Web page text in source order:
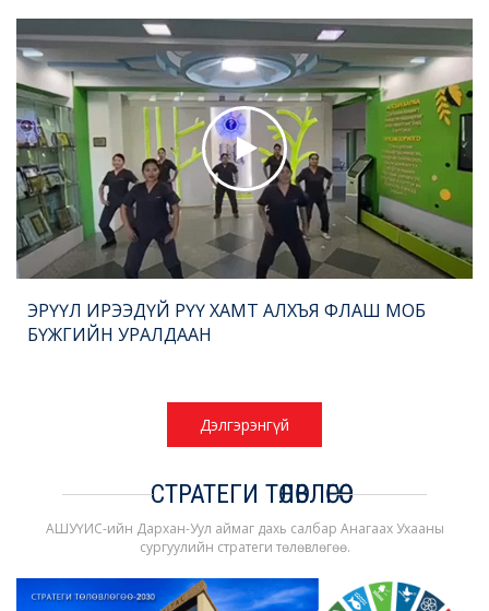
ЭРҮҮЛ ИРЭЭДҮЙ РҮҮ ХАМТ АЛХЪЯ ФЛАШ МОБ
БҮЖГИЙН УРАЛДААН
Дэлгэрэнгүй
СТРАТЕГИ ТӨЛӨВЛӨГӨӨ
АШУҮИС-ийн Дархан-Уул аймаг дахь салбар Анагаах Ухааны
сургуулийн стратеги төлөвлөгөө.